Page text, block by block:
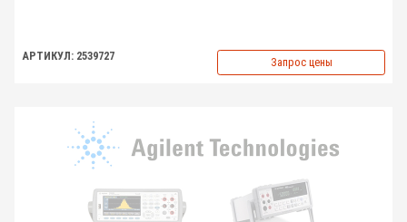
АРТИКУЛ: 2539727 Запрос цены